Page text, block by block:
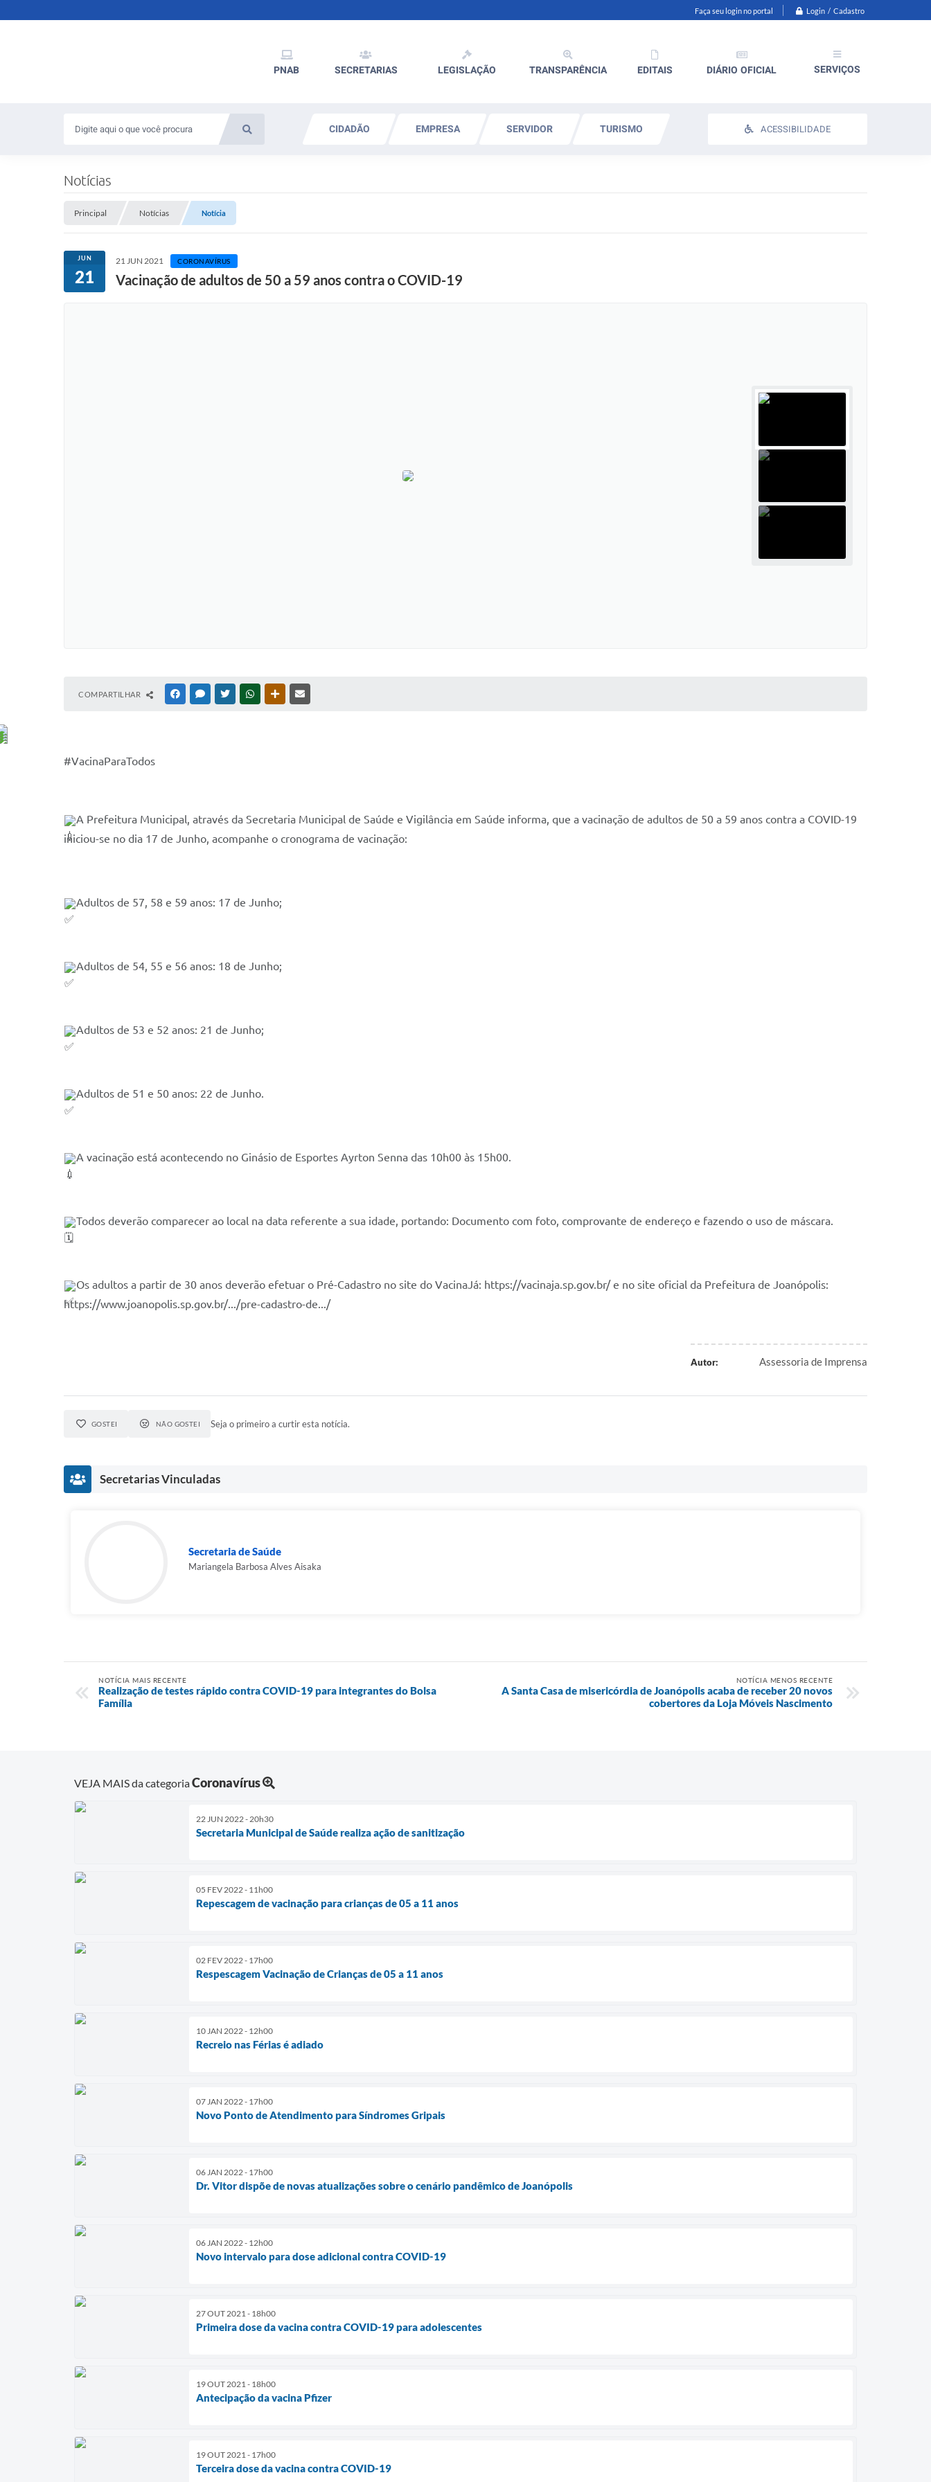
Faça seu login no portal Login / Cadastro
PNAB SECRETARIAS LEGISLAÇÃO TRANSPARÊNCIA EDITAIS DIÁRIO OFICIAL SERVIÇOS
CIDADÃO EMPRESA SERVIDOR TURISMO ACESSIBILIDADE
Notícias
Principal Notícias Notícia
JUN
21
21 JUN 2021 CORONAVÍRUS
Vacinação de adultos de 50 a 59 anos contra o COVID-19
COMPARTILHAR FACEBOOKMESSENGER
TWITTERWHATSAPPOUTRAS MÍDIAS
#VacinaParaTodos
A Prefeitura Municipal, através da Secretaria Municipal de Saúde e Vigilância em Saúde informa, que a vacinação de adultos de 50 a 59 anos contra a COVID-19
iniciou-se no dia 17 de Junho, acompanhe o cronograma de vacinação:
Adultos de 57, 58 e 59 anos: 17 de Junho;
Adultos de 54, 55 e 56 anos: 18 de Junho;
Adultos de 53 e 52 anos: 21 de Junho;
Adultos de 51 e 50 anos: 22 de Junho.
A vacinação está acontecendo no Ginásio de Esportes Ayrton Senna das 10h00 às 15h00.
Todos deverão comparecer ao local na data referente a sua idade, portando: Documento com foto, comprovante de endereço e fazendo o uso de máscara.
Os adultos a partir de 30 anos deverão efetuar o Pré-Cadastro no site do VacinaJá: https://vacinaja.sp.gov.br/
https://www.joanopolis.sp.gov.br/.../pre-cadastro-de.../
Autor: Assessoria de Imprensa
GOSTEI NÃO GOSTEI Seja o primeiro a curtir esta notícia.
Secretarias Vinculadas
Secretaria de Saúde
Mariangela Barbosa Alves Aisaka
NOTÍCIA MAIS RECENTE
Realização de testes rápido contra COVID-19 para integrantes do Bolsa
Família
NOTÍCIA MENOS RECENTE
A Santa Casa de misericórdia de Joanópolis acaba de receber 20 novos
cobertores da Loja Móveis Nascimento
VEJA MAIS da categoriaCoronavírus
22 JUN 2022 - 20h30
Secretaria Municipal de Saúde realiza ação de sanitização
05 FEV 2022 - 11h00
Repescagem de vacinação para crianças de 05 a 11 anos
02 FEV 2022 - 17h00
Respescagem Vacinação de Crianças de 05 a 11 anos
10 JAN 2022 - 12h00
Recreio nas Férias é adiado
07 JAN 2022 - 17h00
Novo Ponto de Atendimento para Síndromes Gripais
06 JAN 2022 - 17h00
Dr. Vitor dispõe de novas atualizações sobre o cenário pandêmico de Joanópolis
06 JAN 2022 - 12h00
Novo intervalo para dose adicional contra COVID-19
27 OUT 2021 - 18h00
Primeira dose da vacina contra COVID-19 para adolescentes
19 OUT 2021 - 18h00
Antecipação da vacina Pfizer
19 OUT 2021 - 17h00
Terceira dose da vacina contra COVID-19